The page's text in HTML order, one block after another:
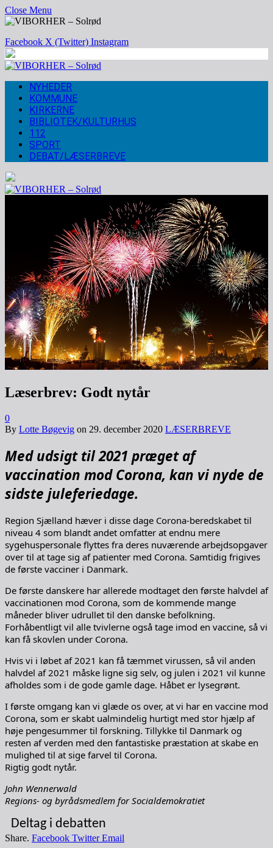
Close Menu
Facebook X (Twitter) Instagram
NYHEDER
KOMMUNE
KIRKERNE
BIBLIOTEK/KULTURHUS
112
SPORT
DEBAT/LÆSERBREVE
Læserbrev: Godt nytår
0
By Lotte Bøgevig on 29. december 2020 LÆSERBREVE
Med udsigt til 2021 præget af
vaccination mod Corona, kan vi nyde de
sidste juleferiedage.
Region Sjælland hæver i disse dage Corona-beredskabet til
niveau 4 som blandt andet omfatter at endnu mere
sygehuspersonale flyttes fra deres nuværende arbejdsopgaver
over til at tage sig af patienter med Corona. Samtidig frigives
de første vacciner i Danmark.
De første danskere har allerede modtaget den første halvdel af
vaccinationen mod Corona, som de kommende mange
måneder bliver udrullet til den danske befolkning.
Forhåbentligt vil alle tvivlerne også tage imod en vaccine, så vi
kan få skovlen under Corona.
Hvis vi i løbet af 2021 kan få tæmmet virussen, så vil anden
halvdel af 2021 måske ligne sig selv, og julen i 2021 vil kunne
afholdes som i de gode gamle dage. Håbet er lysegrønt.
I første omgang kan vi glæde os over, at vi har en vaccine mod
Corona, som er skabt ualmindelig hurtigt med stor hjælp af
høje pengesummer til forskning. Tillykke til Danmark og
resten af verden med den fantastiske præstation at skabe en
mulighed til at sige farvel til Corona.
Rigtig godt nytår.
John Wennerwald
Regions- og byrådsmedlem for Socialdemokratiet
Deltag i debatten
Share. Facebook Twitter Email